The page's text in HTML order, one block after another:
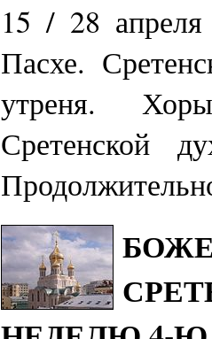
15 / 28
Пасхе.
утреня.
Сретенской